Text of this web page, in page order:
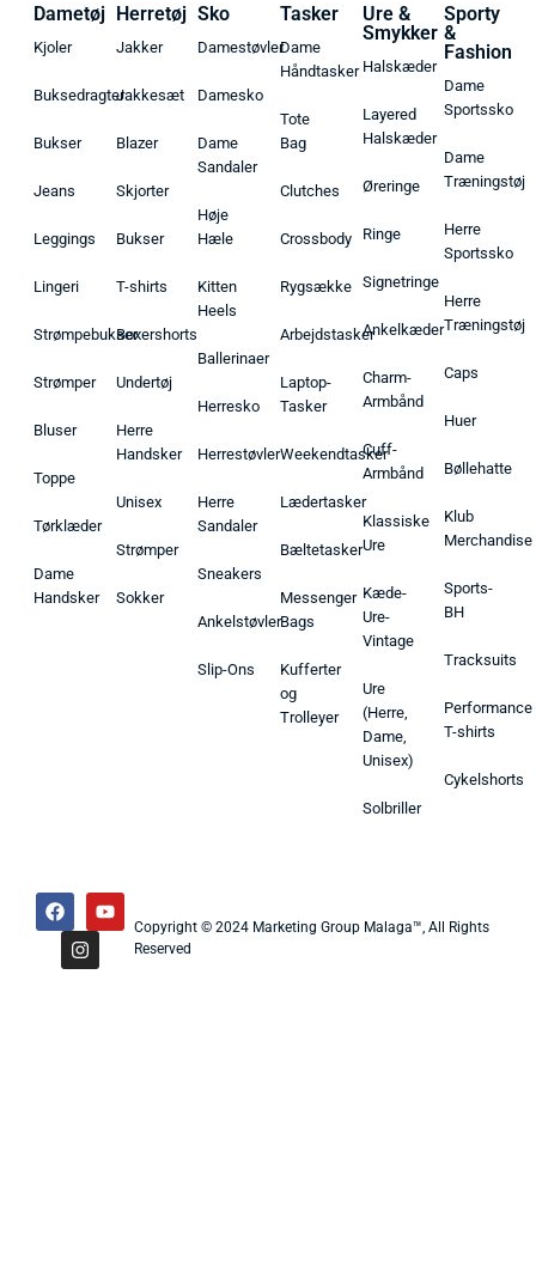
Dametøj
Kjoler
Buksedragter
Bukser
Jeans
Leggings
Lingeri
Strømpebukser
Strømper
Bluser
Toppe
Tørklæder
Dame
Handsker
Herretøj
Jakker
Jakkesæt
Blazer
Skjorter
Bukser
T-shirts
Boxershorts
Undertøj
Herre
Handsker
Unisex
Strømper
Sokker
Sko
Damestøvler
Damesko
Dame
Sandaler
Høje
Hæle
Kitten
Heels
Ballerinaer
Herresko
Herrestøvler
Herre
Sandaler
Sneakers
Ankelstøvler
Slip-Ons
Tasker
Dame
Håndtasker
Tote
Bag
Clutches
Crossbody
Rygsække
Arbejdstasker
Laptop-
Tasker
Weekendtasker
Lædertasker
Bæltetasker
Messenger
Bags
Kufferter
og
Trolleyer
Ure &
Smykker
Halskæder
Layered
Halskæder
Øreringe
Ringe
Signetringe
Ankelkæder
Charm-
Armbånd
Cuff-
Armbånd
Klassiske
Ure
Kæde-
Ure-
Vintage
Ure
(Herre,
Dame,
Unisex)
Solbriller
Sporty
&
Fashion
Dame
Sportssko
Dame
Træningstøj
Herre
Sportssko
Herre
Træningstøj
Caps
Huer
Bøllehatte
Klub
Merchandise
Sports-
BH
Tracksuits
Performance
T-shirts
Cykelshorts
Copyright © 2024 Marketing Group Malaga™, All Rights
Reserved